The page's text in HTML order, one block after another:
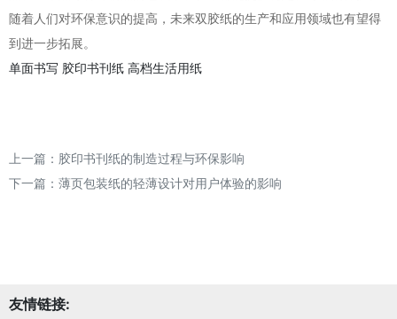
随着人们对环保意识的提高，未来双胶纸的生产和应用领域也有望得
到进一步拓展。
单面书写 胶印书刊纸 高档生活用纸
上一篇： 胶印书刊纸的制造过程与环保影响
下一篇： 薄页包装纸的轻薄设计对用户体验的影响
友情链接: